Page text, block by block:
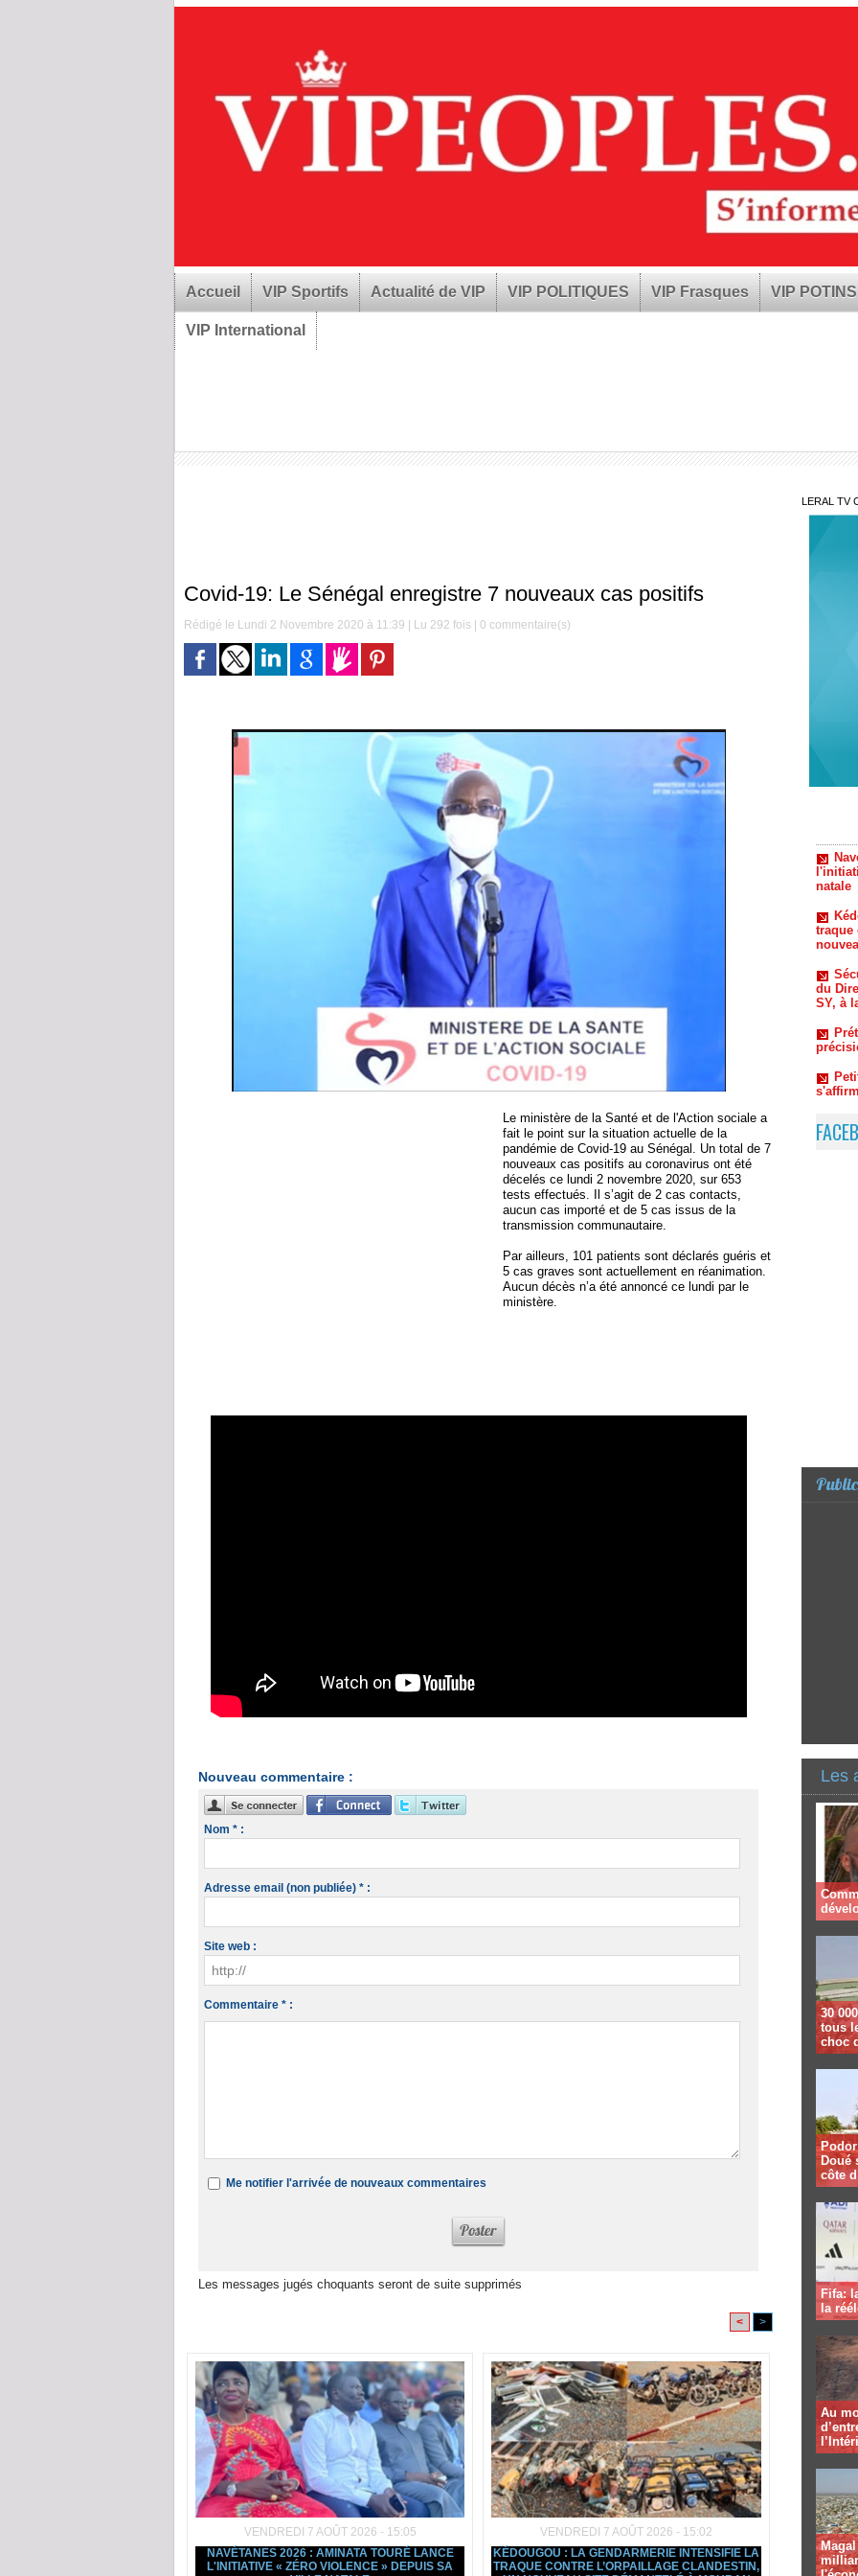
Accueil VIP Sportifs Actualité de VIP VIP POLITIQUES VIP Frasques VIP POTINS
VIP International
Covid-19: Le Sénégal enregistre 7 nouveaux cas positifs
Rédigé le Lundi 2 Novembre 2020 à 11:39 | Lu 292 fois | 0 commentaire(s)
Le ministère de la Santé et de l'Action sociale a
fait le point sur la situation actuelle de la
pandémie de Covid-19 au Sénégal. Un total de 7
nouveaux cas positifs au coronavirus ont été
décelés ce lundi 2 novembre 2020, sur 653
tests effectués. Il s’agit de 2 cas contacts,
aucun cas importé et de 5 cas issus de la
transmission communautaire.
Par ailleurs, 101 patients sont déclarés guéris et
5 cas graves sont actuellement en réanimation.
Aucun décès n’a été annoncé ce lundi par le
ministère.
Nouveau commentaire :
Nom * :
Adresse email (non publiée) * :
Site web :
Commentaire * :
Me notifier l'arrivée de nouveaux commentaires
Les messages jugés choquants seront de suite supprimés
< >
VENDREDI 7 AOÛT 2026 - 15:05
NAVÉTANES 2026 : AMINATA TOURÉ LANCE
L'INITIATIVE « ZÉRO VIOLENCE » DEPUIS SA
VENDREDI 7 AOÛT 2026 - 15:02
KÉDOUGOU : LA GENDARMERIE INTENSIFIE LA
TRAQUE CONTRE L’ORPAILLAGE CLANDESTIN,
LERAL TV
traque
du
SY, à
Du
Les
30
tous
choc
Doué
côte
Fifa:
la
Au